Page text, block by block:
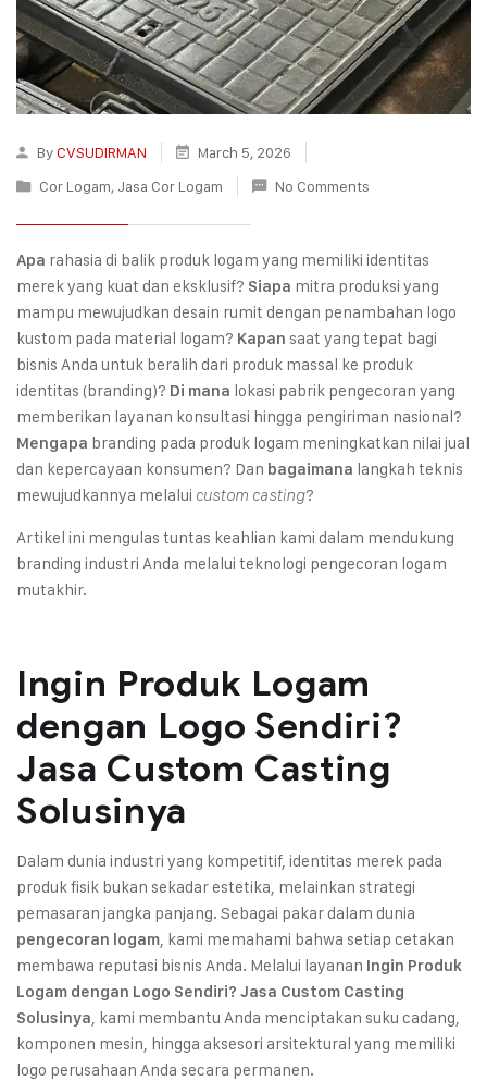
ByCVSUDIRMAN
March 5, 2026
Cor Logam, Jasa Cor Logam No Comments
Apa rahasia di balik produk logam yang memiliki identitas
merek yang kuat dan eksklusif? Siapa mitra produksi yang
mampu mewujudkan desain rumit dengan penambahan logo
kustom pada material logam? Kapan saat yang tepat bagi
bisnis Anda untuk beralih dari produk massal ke produk
identitas (branding)? Di mana lokasi pabrik pengecoran yang
memberikan layanan konsultasi hingga pengiriman nasional?
Mengapa branding pada produk logam meningkatkan nilai jual
dan kepercayaan konsumen? Dan bagaimana langkah teknis
mewujudkannya melalui custom casting?
Artikel ini mengulas tuntas keahlian kami dalam mendukung
branding industri Anda melalui teknologi pengecoran logam
mutakhir.
Ingin Produk Logam
dengan Logo Sendiri?
Jasa Custom Casting
Solusinya
Dalam dunia industri yang kompetitif, identitas merek pada
produk fisik bukan sekadar estetika, melainkan strategi
pemasaran jangka panjang. Sebagai pakar dalam dunia
pengecoran logam , kami memahami bahwa setiap cetakan
membawa reputasi bisnis Anda. Melalui layanan Ingin Produk
Logam dengan Logo Sendiri? Jasa Custom Casting
Solusinya , kami membantu Anda menciptakan suku cadang,
komponen mesin, hingga aksesori arsitektural yang memiliki
logo perusahaan Anda secara permanen.